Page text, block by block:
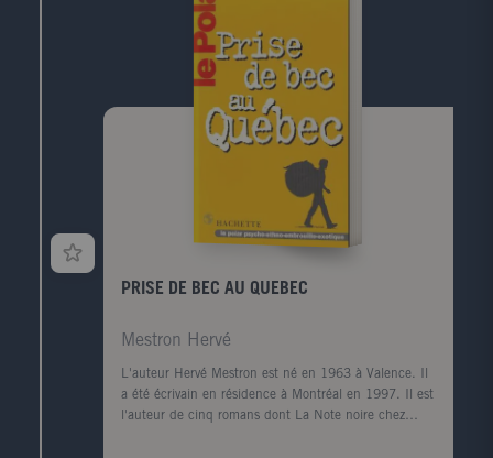
et succombe au Mékong blues. Le jeune Edmond
Benakem, surnommé Eddie, français de souche
tuniso-bretonne, reporter au Guide du routard,
voudrait bien faire paisiblement son job de globe-
trotter fureteur. Mais c'est sans compter sur la
redoutable force des choses, qui, pour chaque
nouvelle destination, l'entraîne dans
d'invraisemblables tribulations. Confronté à des
situations hors normes, Eddie réagit avec son c'ur,
son humour et sa sensibilité. A chaque fois, pour
chaque polar, un voyage coloré au pays des
embrouilles carabinées...
PRISE DE BEC AU QUEBEC
Mestron Hervé
L'auteur Hervé Mestron est né en 1963 à Valence. Il
a été écrivain en résidence à Montréal en 1997. Il est
l'auteur de cinq romans dont La Note noire chez